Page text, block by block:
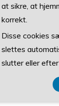
at sikre, at
korrekt.
Disse cookies
slettes
slutter eller